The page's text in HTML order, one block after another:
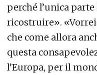
perché l’unica
ricostruire».
che come allora
questa
l’Europa, per il